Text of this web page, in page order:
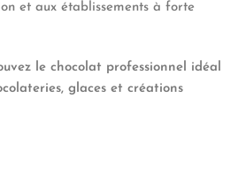
et aux établissements à forte
le chocolat professionnel idéal
glaces et créations